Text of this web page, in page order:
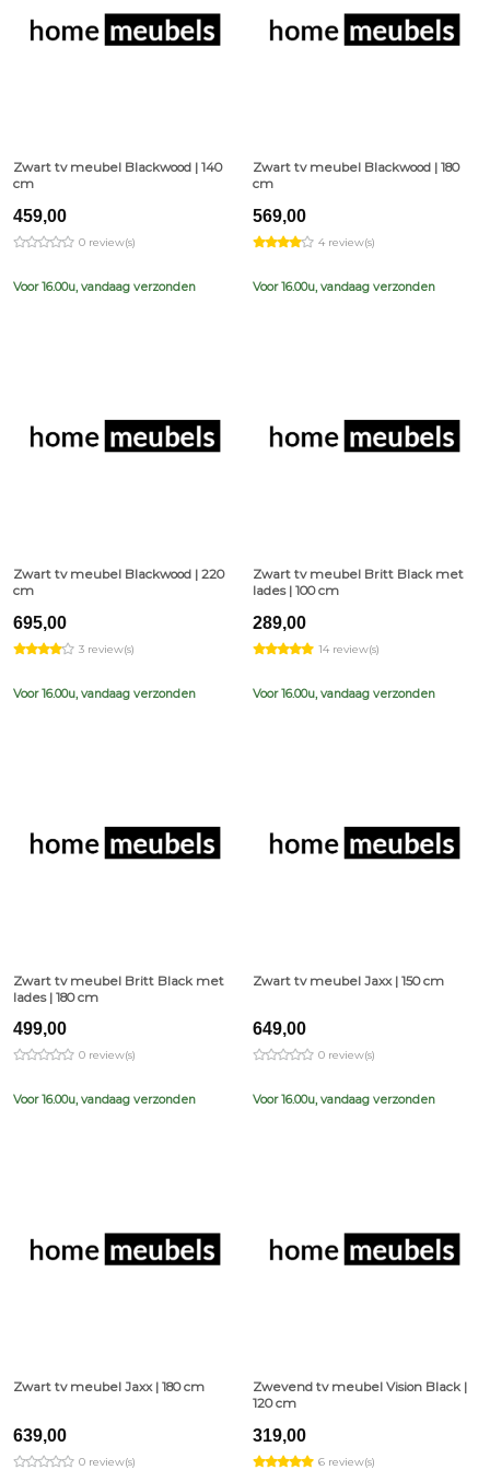
Zwart tv meubel Blackwood | 140
cm
459,00
0 review(s)
Voor 16.00u, vandaag verzonden
Zwart tv meubel Blackwood | 180
cm
569,00
4 review(s)
Voor 16.00u, vandaag verzonden
Zwart tv meubel Blackwood | 220
cm
695,00
3 review(s)
Voor 16.00u, vandaag verzonden
Zwart tv meubel Britt Black met
lades | 100 cm
289,00
14 review(s)
Voor 16.00u, vandaag verzonden
Zwart tv meubel Britt Black met
lades | 180 cm
499,00
0 review(s)
Voor 16.00u, vandaag verzonden
Zwart tv meubel Jaxx | 150 cm
649,00
0 review(s)
Voor 16.00u, vandaag verzonden
Zwart tv meubel Jaxx | 180 cm
639,00
0 review(s)
Zwevend tv meubel Vision Black |
120 cm
319,00
6 review(s)